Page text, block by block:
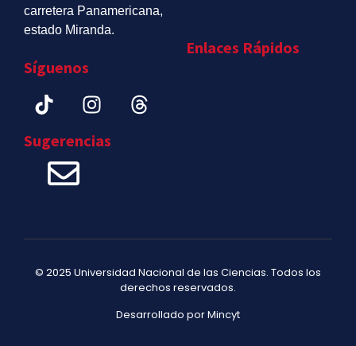
carretera Panamericana,
estado Miranda.
Síguenos
Sugerencias
Enlaces Rápidos
© 2025 Universidad Nacional de las Ciencias. Todos los
derechos reservados.
Desarrollado por Mincyt